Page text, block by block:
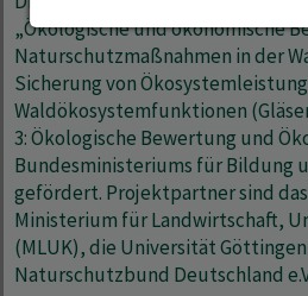
„Ökologische und ökonomische
Naturschutzmaßnahmen in der
Sicherung von
Waldökosystemfunktionen
3: Ökologische Bewertung und
Bundesministeriums für Bildung
gefördert. Projektpartner sind
Ministerium für Landwirtschaft,
(MLUK), die Universität
Naturschutzbund Deutschland